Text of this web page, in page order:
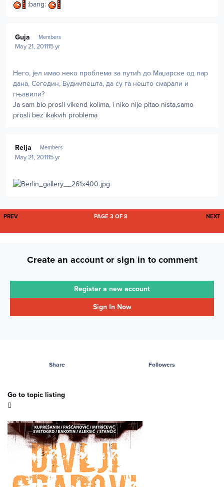
:bang:
Guja Members
May 21, 201115 yr
Него, јел имао неко проблема за путић до Маџарске од пар
дана, Сегедин, Будимпешта, да су га нешто смарали и
гњавили?
Ja sam bio prosli vikend kolima, i niko nije pitao nista,samo
prosli bez ikakvih problema
Relja Members
May 21, 201115 yr
FIRST PAGE
PREV NEXT
PAGE 3 OF 8
Create an account or sign in to comment
Register a new account
Sign In Now
Share Followers
Go to topic listing